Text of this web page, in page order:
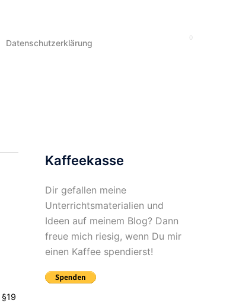
Datenschutzerklärung
0
Kaffeekasse
Dir gefallen meine
Unterrichtsmaterialien und
Ideen auf meinem Blog? Dann
freue mich riesig, wenn Du mir
einen Kaffee spendierst!